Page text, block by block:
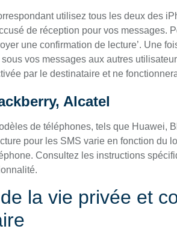
utilisez tous les deux des
de réception pour vos messages.
une confirmation de lecture’. Une
sous vos messages aux autres
par le destinataire et ne
Alcatel
de téléphones, tels que Huawei,
pour les SMS varie en fonction du
Consultez les instructions
la vie privée et